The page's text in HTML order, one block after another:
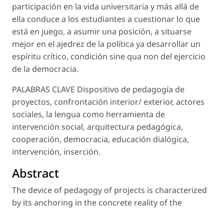
participación en la vida universitaria y más allá de
ella conduce a los estudiantes a cuestionar lo que
está en juego, a asumir una posición, a situarse
mejor en el ajedrez de la política ya desarrollar un
espíritu crítico, condición sine qua non del ejercicio
de la democracia.
PALABRAS CLAVE Dispositivo de pedagogía de
proyectos, confrontación interior/ exterior, actores
sociales, la lengua como herramienta de
intervención social, arquitectura pedagógica,
cooperación, democracia, educación dialógica,
intervención, inserción.
Abstract
The device of pedagogy of projects is characterized
by its anchoring in the concrete reality of the